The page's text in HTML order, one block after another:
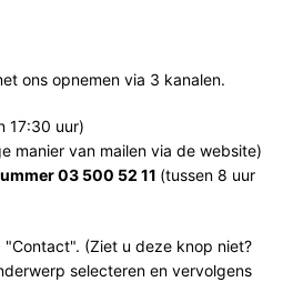
ons opnemen via 3 kanalen.
17:30 uur)
manier van mailen via de website)
03 500 52 11 (tussen 8 uur
"Contact". (Ziet u deze knop niet?
selecteren en vervolgens